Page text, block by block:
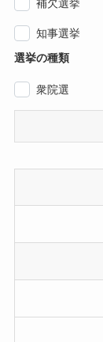
補欠選挙
知事選挙
選挙の種類
衆院選